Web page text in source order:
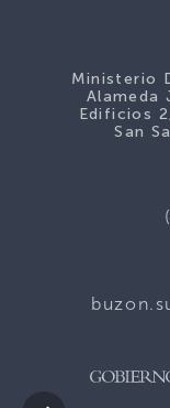
Ministerio
Alameda
Edificios
San